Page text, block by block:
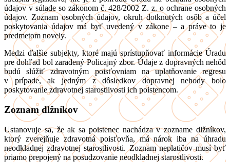
údajov v súlade so zákonom č. 428/2002 Z. z. o ochrane osobných
údajov. Zoznam osobných údajov, okruh dotknutých osôb a účel
poskytovania údajov má byť uvedený v zákone – a práve to je
predmetom novely.
Medzi ďalšie subjekty, ktoré majú sprístupňovať informácie Úradu
pre dohľad bol zaradený Policajný zbor. Údaje z dopravných nehôd
budú slúžiť zdravotným poisťovniam na uplatňovanie regresu
v prípade, ak jedným z dôsledkov dopravnej nehody bolo
poskytovanie zdravotnej starostlivosti ich poistencom.
Zoznam dlžníkov
Ustanovuje sa, že ak sa poistenec nachádza v zozname dlžníkov,
ktorý zverejňuje zdravotná poisťovňa, má nárok iba na úhradu
neodkladnej zdravotnej starostlivosti. Zoznam neplatičov musí byť
priamo prepojený na posudzovanie neodkladnej starostlivosti.